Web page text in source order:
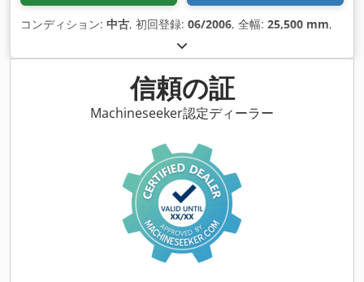
コンディション: 中古, 初回登録: 06/2006, 全幅: 25,500 mm,
信頼の証
Machineseeker認定ディーラー